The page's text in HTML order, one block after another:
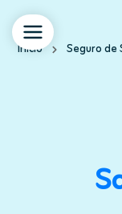
Inicio Seguro de